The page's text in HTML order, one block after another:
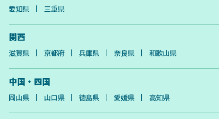
愛知県 三重県
関西
滋賀県 京都府 兵庫県 奈良県 和歌山県
中国・四国
岡山県 山口県 徳島県 愛媛県 高知県